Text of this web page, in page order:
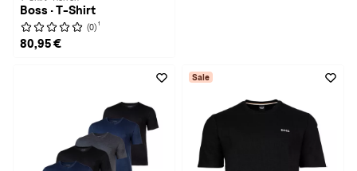
Boss · T-Shirt
(0) 1
80,95 €
Sale